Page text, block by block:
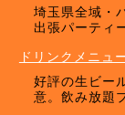
埼玉県全域・
出張パーティ
ドリンクメニュ
好評の生ビー
意。飲み放題